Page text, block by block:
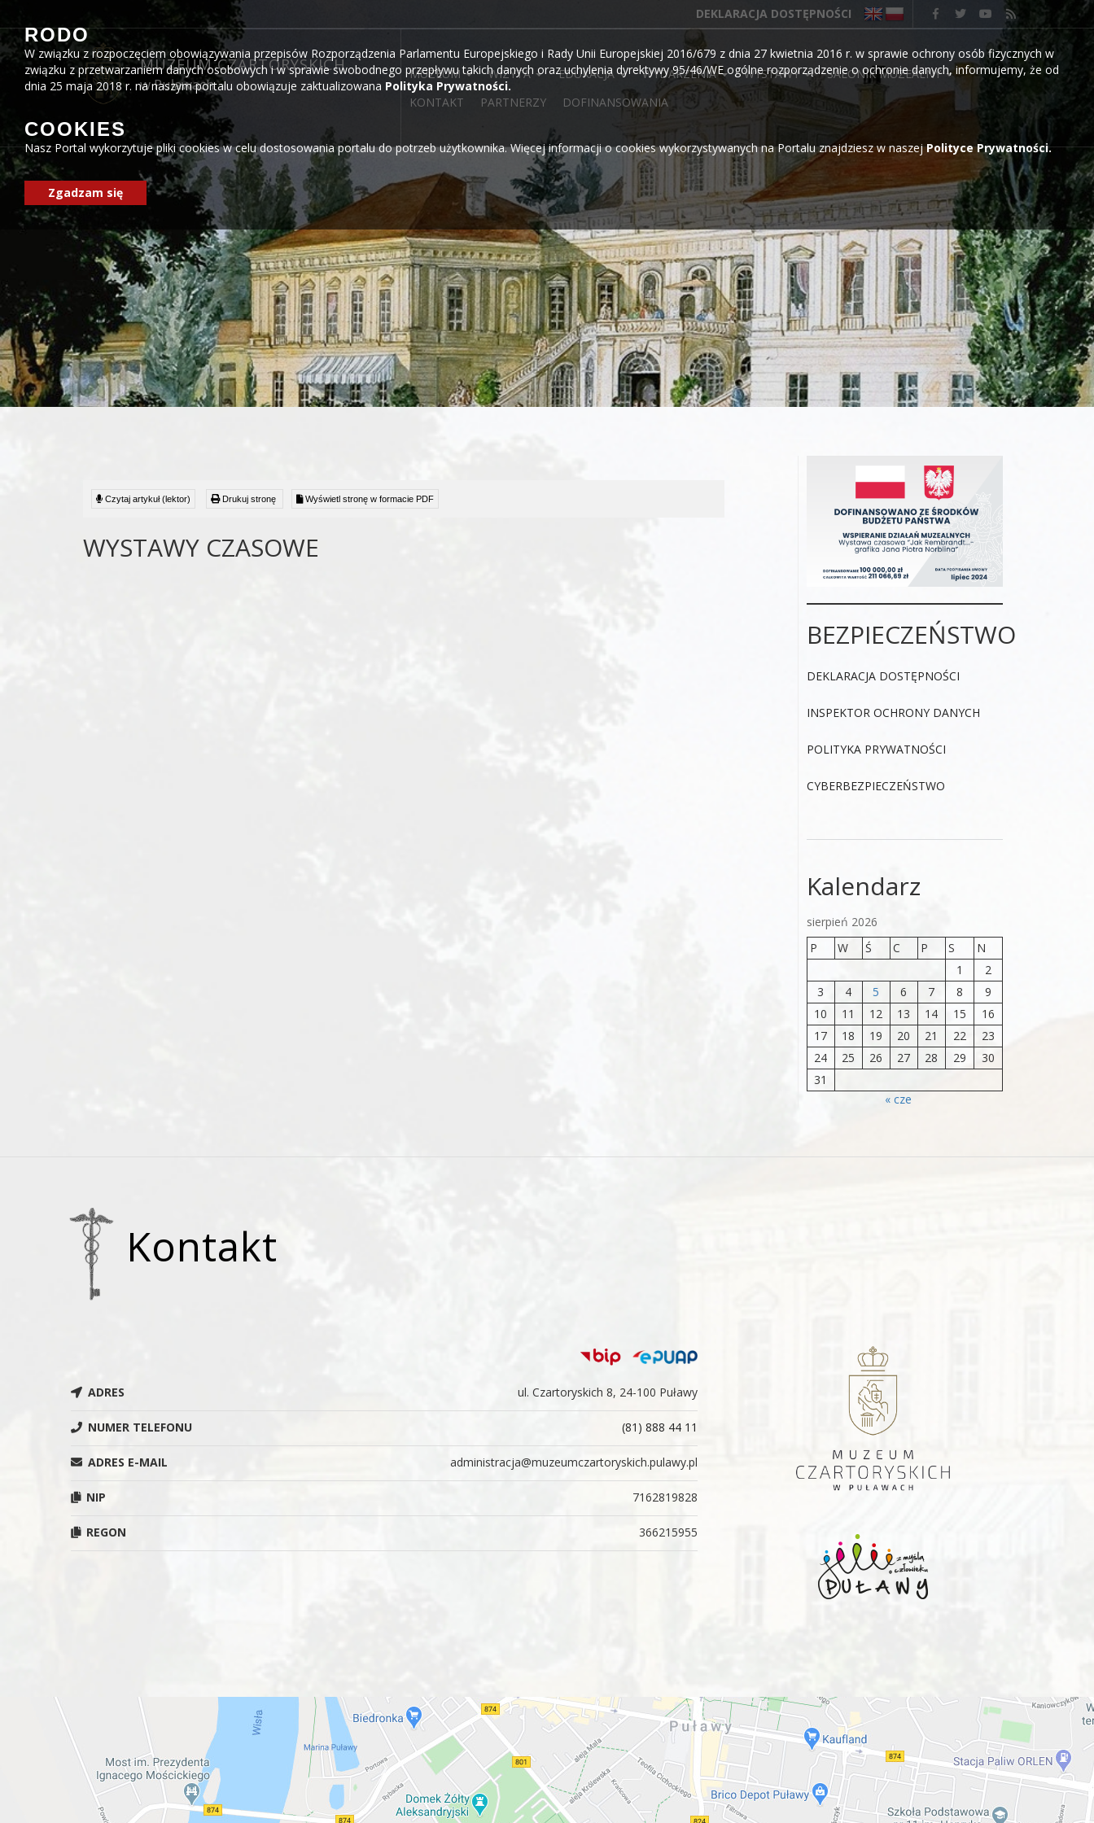
DEKLARACJA DOSTĘPNOŚCI
MUZEUM CZARTORYSKICH
w Puławach
MUZEUM WIZYTA EDUKACJA WYDARZENIA WYSTAWY
SALONIK MUZEALNY
KONTAKT
PARTNERZY DOFINANSOWANIA
Czytaj artykuł (lektor) Drukuj stronę Wyświetl stronę w formacie PDF
WYSTAWY CZASOWE
BEZPIECZEŃSTWO
DEKLARACJA DOSTĘPNOŚCI
INSPEKTOR OCHRONY DANYCH
POLITYKA PRYWATNOŚCI
CYBERBEZPIECZEŃSTWO
Kalendarz
sierpień 2026
P
W Ś C P S
N
1
2
3
4 5 6 7 8
9
10
11 12 13 14 15
16
17
18 19 20 21 22
23
24
25 26 27 28 29
30
31
« cze
Kontakt
ADRES ul. Czartoryskich 8, 24-100 Puławy
NUMER TELEFONU (81) 888 44 11
ADRES E-MAIL administracja@muzeumczartoryskich.pulawy.pl
NIP 7162819828
REGON 366215955
RODO
W związku z rozpoczęciem obowiązywania przepisów Rozporządzenia Parlamentu Europejskiego i Rady Unii Europejskiej 2016/679 z dnia 27 kwietnia 2016 r. w sprawie ochrony osób fizycznych w
związku z przetwarzaniem danych osobowych i w sprawie swobodnego przepływu takich danych oraz uchylenia dyrektywy 95/46/WE ogólne rozporządzenie o ochronie danych, informujemy, że od
dnia 25 maja 2018 r. na naszym portalu obowiązuje zaktualizowana Polityka Prywatności.
COOKIES
Nasz Portal wykorzytuje pliki cookies w celu dostosowania portalu do potrzeb użytkownika. Więcej informacji o cookies wykorzystywanych na Portalu znajdziesz w naszejPolityce Prywatności.
Zgadzam się